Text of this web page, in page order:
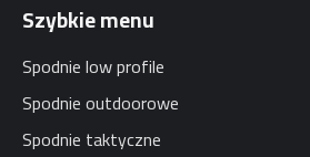
Szybkie menu
Spodnie low profile
Spodnie outdoorowe
Spodnie taktyczne